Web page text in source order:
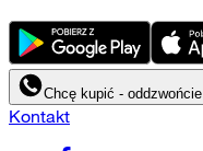
Chcę kupić - oddzwońcie
Kontakt